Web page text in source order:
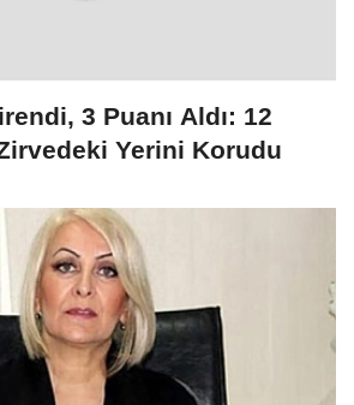
3 Puanı Aldı: 12
Yerini Korudu